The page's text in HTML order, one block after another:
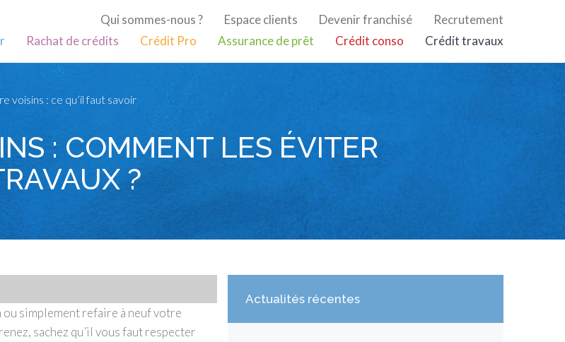
Recrutement
Devenir franchisé
Espace clients
Qui sommes-nous ?
Rachat de crédits Crédit Pro Assurance de prêt Crédit conso Crédit travaux
voisins : ce qu’il faut savoir
: COMMENT LES ÉVITER
?
simplement refaire à neuf votre
sachez qu’il vous faut respecter
Actualités récentes